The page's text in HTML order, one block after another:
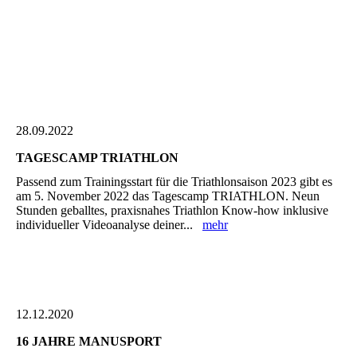
28.09.2022
TAGESCAMP TRIATHLON
Passend zum Trainingsstart für die Triathlonsaison 2023 gibt es
am 5. November 2022 das Tagescamp TRIATHLON. Neun
Stunden geballtes, praxisnahes Triathlon Know-how inklusive
individueller Videoanalyse deiner... mehr
12.12.2020
16 JAHRE MANUSPORT